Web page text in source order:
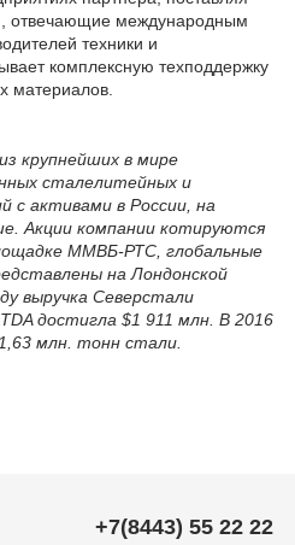
отвечающие международным
техники и
комплексную техподдержку
материалов.
крупнейших в мире
сталелитейных и
c активами в России, на
Акции компании котируются
ММВБ-РТС, глобальные
на Лондонской
выручка Северстали
достигла $1 911 млн. В 2016
млн. тонн стали.
+7(8443) 55 22 22